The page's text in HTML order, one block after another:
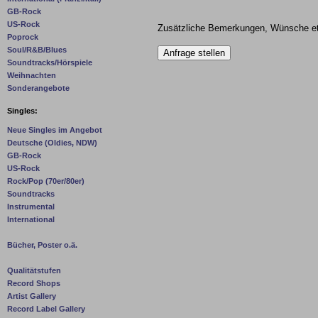
GB-Rock
US-Rock
Poprock
Soul/R&B/Blues
Soundtracks/Hörspiele
Weihnachten
Sonderangebote
Singles:
Neue Singles im Angebot
Deutsche (Oldies, NDW)
GB-Rock
US-Rock
Rock/Pop (70er/80er)
Soundtracks
Instrumental
International
Bücher, Poster o.ä.
Qualitätstufen
Record Shops
Artist Gallery
Record Label Gallery
Zusätzliche Bemerkungen, Wünsche